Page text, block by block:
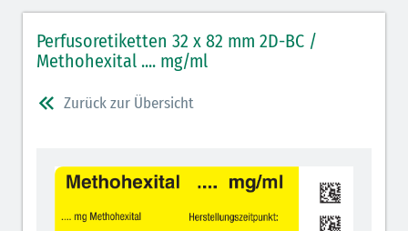
Benzodiazepine (orange)
Muskelrelaxantien (weiß-rot)
Opiate/Opioide (hellblau)
Vasopressoren (hellviolett)
Antihypertonika/Vasodilatantien (hellviolett
Perfusoretiketten 32 x 82 mm 2D-BC /
Methohexital .... mg/ml
Zurück zur Übersicht